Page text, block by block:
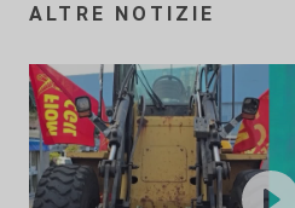
ALTRE NOTIZIE